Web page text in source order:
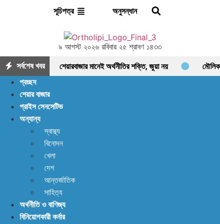
সূচিপত্র অনুসন্ধান
৯ আগস্ট ২০২৬ রবিবার ২৫ শ্রাবণ ১৪৩৩
সর্বশেষ খবর শেয়ারবাজার মানেই অর্থনীতির শক্তি, জুয়া নয় মৌলিক
ধারাবাহিক প্রবৃদ্ধি
ডিএসইতে বিক্রির ঝড়, বাজার কি নতুন মোড়ের সামনে?
ইন্স্যুরেন্স শেয়ারের জোরে বাজারে প্রাণ ফিরছে, বাড়ছে লেনদেন,
বাজারের পরবর্তী গন্তব্য কোথায়?
ছাড়ালেও সূচকে মন্দা: নিস্প্রাণ শেয়ারবাজার, নেপথ্যে কী?
পর্যাপ্ত ঘুমেও ক্লান্তি কাটছে না! আছে প্রতিকার
প্রচ্ছদ
শেয়ার বাজার
প্রাইস সেনসেটিভ
অন্যান্য
স্বাস্থ্য
বিনোদন
খেলা
দেশ
আন্তর্জাতিক
সাহিত্য
অর্থনীতি ও বাণিজ্য
বিনিয়োগকারী কর্নার